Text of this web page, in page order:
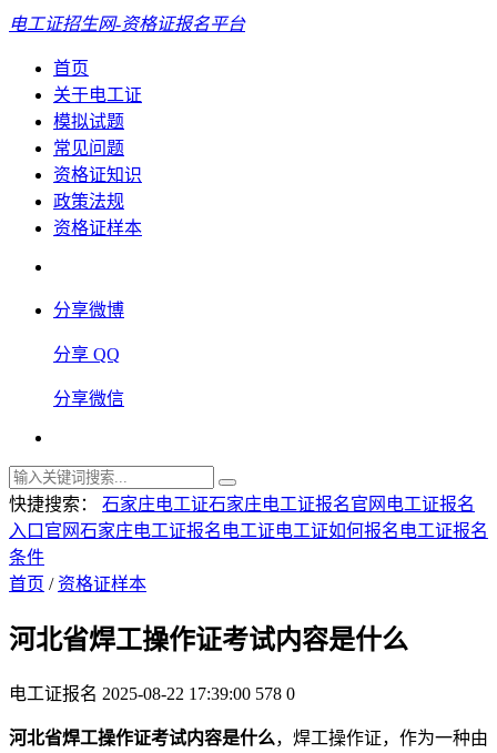
电工证招生网-资格证报名平台
首页
关于电工证
模拟试题
常见问题
资格证知识
政策法规
资格证样本
分享微博
分享 QQ
分享微信
快捷搜索： 石家庄电工证石家庄电工证报名官网 电工证报名
入口官网石家庄电工证报名 电工证电工证如何报名 电工证报名
条件
首页 / 资格证样本
河北省焊工操作证考试内容是什么
电工证报名 2025-08-22 17:39:00 578 0
河北省焊工操作证考试内容是什么，焊工操作证，作为一种由